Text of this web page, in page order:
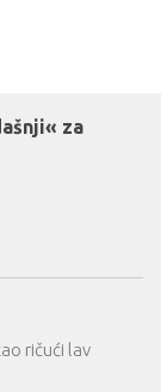
za
ričući lav